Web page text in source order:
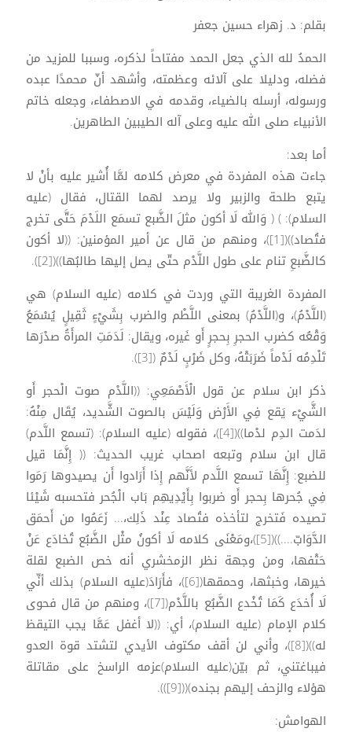
بقلم: د. زهراء حسين جعفر
الحمدُ لله الذي جعل الحمد مفتاحاً لذكره، وسببا للمزيد من
فضله، ودليلا على آلائه وعظمته، وأشهد أنّ محمدًا عبده
ورسوله، أرسله بالضياء، وقدمه في الاصطفاء، وجعله خاتم
الأنبياء صلى الله عليه وعلى آله الطيبين الطاهرين.
أما بعد:
جاءت هذه المفردة في معرض كلامه لمَّا أُشير عليه بأنْ لا
يتبع طلحة والزبير ولا يرصد لهما القتال، فقال (عليه
السلام): ) ( وَالله لَا أكون مثلَ الضَّبع تسمَع اللَدْمَ حَتَّى تخرج
فتُصاد))([1])، ومنهم من قال عن أمير المؤمنين: ((لا أكون
كالضَّبعِ تنام على طول اللَّدْم حتّى يصل إليها طالبُها))([2]).
المفردة الغريبة التي وردت في كلامه (عليه السلام) هي
(اللَّدْمُ)، و(اللَّدْمُ) بمعنى اللَّطْم والضرب بِشَيْءٍ ثَقِيلٍ يُسْمَعُ
وَقْعُه كضرب الحجرِ بِحجرٍ أَو غَيره، ويقال: لَدَمَتِ المرأَةُ صدْرَها
تَلْدِمُه لَدْماً ضَرَبَتْهُ، وكل ضَرْبٍ لَدْمٌ ([3]).
ذكر ابن سلام عن قول الْأَصْمَعِي: ((اللَّدْم صوت الْحجر أَو
الشَّيْء يَقع فِي الأَرْض وَلَيْسَ بالصوت الشَّديد، يُقَال مِنْهُ:
لدَمت الدِم لدْما))([4])، فقوله (عليه السلام): (تسمع اللَّدم)
قال ابن سلام وتبعه اصحاب غريب الحديث: (( إِنَّمَا قيل
للضبع: إِنَّهَا تسمع اللَّدم لأَنَّهم إِذا أَرَادوا أَن يصيدوها رَمَوا
فِي جُحرها بِحجر أَو ضربوا بِأَيْدِيهِم بَاب الْجُحر فتحسبه شَيْئا
تصيده فَتخرج لتأخذه فتُصاد عِنْد ذَلِك،... زَعَمُوا من أَحمَق
الدَّوَابّ....))([5])،ومَعْنَى كلامه لَا أكونُ مثْل الضَّبُع تُخادَع عَنْ
حَتْفها، ومن وجهة نظر الزمخشري أنه خص الضبع لقلة
خيرها، وخبثها، وحمقها([6])، فأَرَادَ(عليه السلام) بذلك أنِّي
لَا أُخدَع كَمَا تُخْدع الضَّبُع باللَّدْم([7])، ومنهم من قال فحوى
كلام الإمام (عليه السلام)، أي: ((لا أغفل عَمَّا يجب التيقظ
له))([8])، وأني لن أقف مكتوف الأيدي لتشتد قوة العدو
فيباغتني، ثم بيّن(عليه السلام)عزمه الراسخ على مقاتلة
هؤلاء والزحف إليهم بجنده)(([9])).
الهوامش: